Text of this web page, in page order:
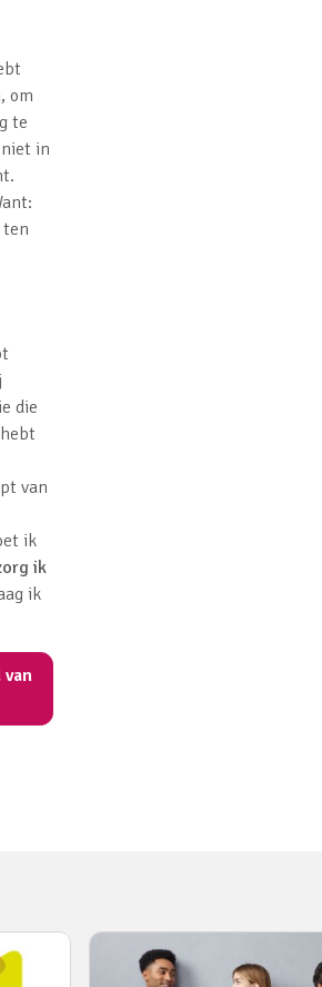
om
te
in
die
van
ik
ik
ik